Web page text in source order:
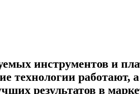
инструментов и
технологии работают,
результатов в